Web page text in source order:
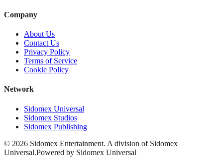
Company
About Us
Contact Us
Privacy Policy
Terms of Service
Cookie Policy
Network
Sidomex Universal
Sidomex Studios
Sidomex Publishing
© 2026 Sidomex Entertainment. A division of Sidomex
Universal.Powered by Sidomex Universal